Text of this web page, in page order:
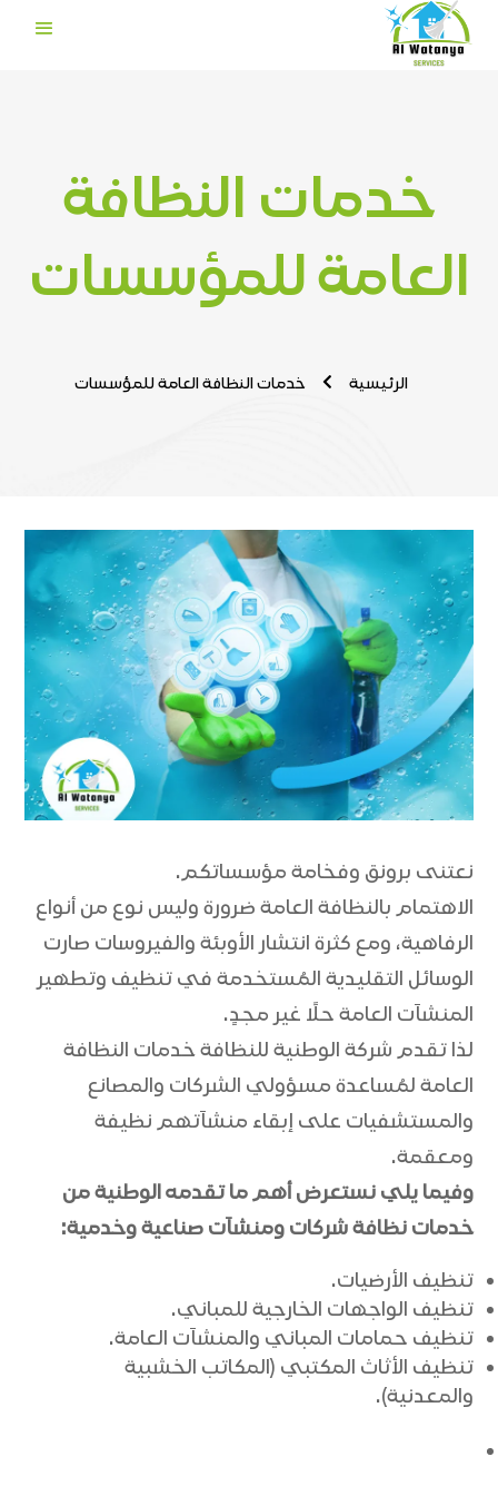
خدمات النظافة
العامة للمؤسسات
الرئيسية  خدمات النظافة العامة للمؤسسات
نعتنى برونق وفخامة مؤسساتكم.
الاهتمام بالنظافة العامة ضرورة وليس نوع من أنواع
الرفاهية، ومع كثرة انتشار الأوبئة والفيروسات صارت
الوسائل التقليدية المُستخدمة في تنظيف وتطهير
المنشآت العامة حلًا غير مجدٍ.
لذا تقدم شركة الوطنية للنظافة خدمات النظافة
العامة لمُساعدة مسؤولي الشركات والمصانع
والمستشفيات على إبقاء منشآتهم نظيفة
ومعقمة.
وفيما يلي نستعرض أهم ما تقدمه الوطنية من
خدمات نظافة شركات ومنشآت صناعية وخدمية:
تنظيف الأرضيات.
تنظيف الواجهات الخارجية للمباني.
تنظيف حمامات المباني والمنشآت العامة.
تنظيف الأثاث المكتبي (المكاتب الخشبية
والمعدنية).